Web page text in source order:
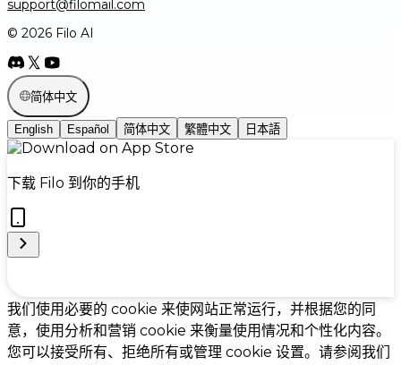
support@filomail.com
© 2026 Filo AI
简体中文
English Español 简体中文 繁體中文 日本語
下载 Filo 到你的手机
Cookie Preferences
我们使用必要的 cookie 来使网站正常运行，并根据您的同
意，使用分析和营销 cookie 来衡量使用情况和个性化内容。
您可以接受所有、拒绝所有或管理 cookie 设置。请参阅我们